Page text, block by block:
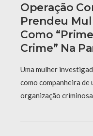
Operação
Prendeu
Como
Crime” Na
Uma mulher
como companheira de
organização